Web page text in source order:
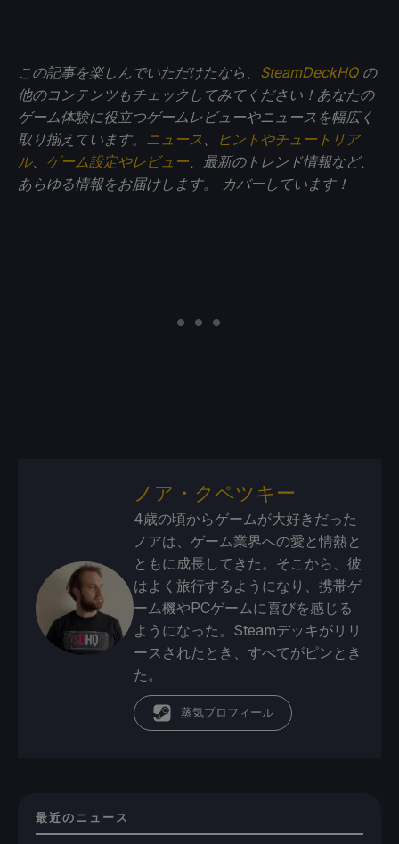
この記事を楽しんでいただけたなら、 SteamDeckHQの
他のコンテンツもチェックしてみてください！あなたの
ゲーム体験に役立つゲームレビューやニュースを幅広く
取り揃えています。 ニュース
ヒントやチュートリア
ル、 ゲーム設定やレビュー 、最新のトレンド情報など、
あらゆる情報をお届けします。
カバーしています！
ノア・クペツキー
4歳の頃からゲームが大好きだった
ノアは、ゲーム業界への愛と情熱と
ともに成長してきた。そこから、彼
はよく旅行するようになり、携帯ゲ
ーム機やPCゲームに喜びを感じる
ようになった。Steamデッキがリリ
ースされたとき、すべてがピンとき
た。
蒸気プロフィール
最近のニュース